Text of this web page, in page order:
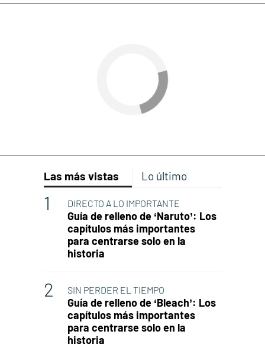
Las más vistas Lo último
DIRECTO A LO IMPORTANTE
Guía de relleno de ‘Naruto’: Los
capítulos más importantes
para centrarse solo en la
historia
SIN PERDER EL TIEMPO
Guía de relleno de ‘Bleach’: Los
capítulos más importantes
para centrarse solo en la
historia